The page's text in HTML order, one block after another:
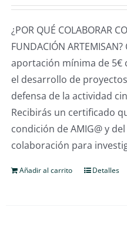
¿POR QUÉ COLABORAR
FUNDACIÓN
aportación mínima de 5€
el desarrollo de
defensa de la actividad
Recibirás un certificado
condición de AMIG@ y
colaboración para
Añadir al carrito Detalles